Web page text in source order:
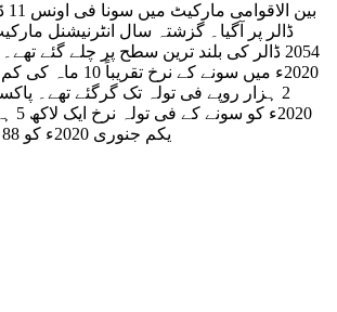
ڈالر پر آگیا۔ گزشتہ سال انٹرنیشنل
2054 ڈالر کی بلند ترین سطح پر چلے گئے
2020ء میں سونے کے
2 ہزار روپے فی تولہ تک گرگئے تھے۔
یکم جنوری 2020ء کو 88 ہزار 150 روپے تھے